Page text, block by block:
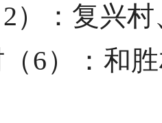
）：复兴
6）：和